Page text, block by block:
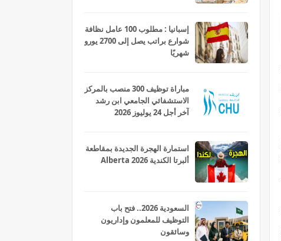
إسبانيا : مطلوب 100 عامل نظافة
شوارع براتب يصل إلى 2700 يورو
شهريًا
مباراة توظيف 300 منصب بالمركز
الاستشفائي الجامعي ابن رشد
آخر أجل 24 يوليوز 2026
استمارة الهجرة الجديدة بمقاطعة
ألبرتا الكندية Alberta 2026
السعودية 2026.. فتح باب
التوظيف للمعلمون وإداريون
وسائقون